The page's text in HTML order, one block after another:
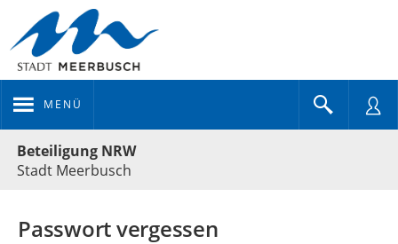
MENÜ
Beteiligung NRW
Stadt Meerbusch
Passwort vergessen